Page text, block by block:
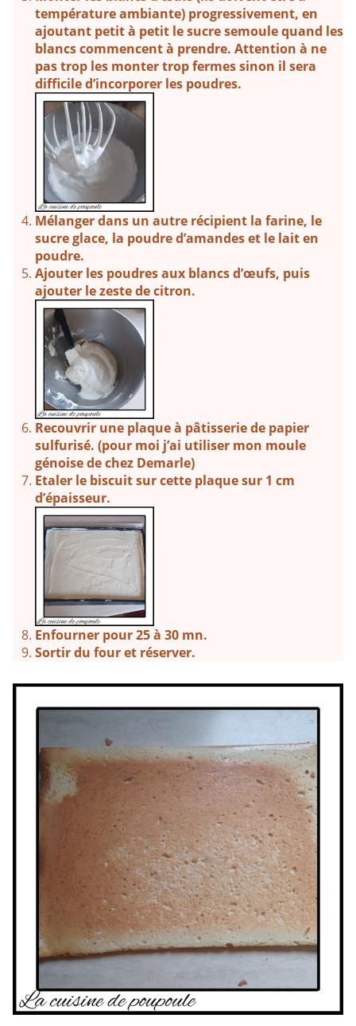
température ambiante) progressivement, en
ajoutant petit à petit le sucre semoule quand les
blancs commencent à prendre. Attention à ne
pas trop les monter trop fermes sinon il sera
difficile d’incorporer les poudres.
Mélanger dans un autre récipient la farine, le
sucre glace, la poudre d’amandes et le lait en
poudre.
Ajouter les poudres aux blancs d’œufs, puis
ajouter le zeste de citron.
Recouvrir une plaque à pâtisserie de papier
sulfurisé. (pour moi j’ai utiliser mon moule
génoise de chez Demarle)
Etaler le biscuit sur cette plaque sur 1 cm
d’épaisseur.
Enfourner pour 25 à 30 mn.
Sortir du four et réserver.